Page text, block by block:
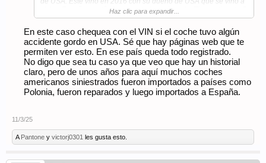
vivir a España y está plenamente homologado. Tiene etiqueta C
y acaba de pasar la ITV hace un par de meses sin problemas.
Haz clic para expandir...
En este caso chequea con el VIN si el coche tuvo algún
accidente gordo en USA. Sé que hay páginas web que te
permiten ver esto. En ese país queda todo registrado.
No digo que sea tu caso ya que veo que hay un historial
claro, pero de unos años para aquí muchos coches
americanos siniestrados fueron importados a países como
Polonia, fueron reparados y luego importados a España.
11/3/25
A Pantone y victorj0301 les gusta esto.